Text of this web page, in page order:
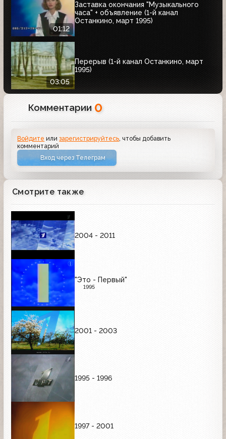
01:12
Заставка окончания "Музыкального
часа" + объявление (1-й канал
Останкино, март 1995)
03:05
Перерыв (1-й канал Останкино, март
1995)
Комментарии 0
Войдите илизарегистрируйтесь , чтобы добавить
комментарий
Вход через Телеграм
Смотрите также
2004 - 2011
"Это - Первый"
1995
2001 - 2003
1995 - 1996
1997 - 2001